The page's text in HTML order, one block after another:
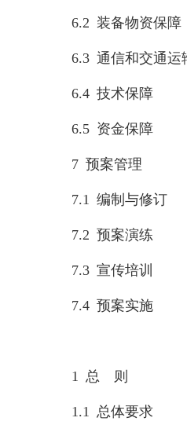
6.2 装备物资保障
6.3 通信和交通运
6.4 技术保障
6.5 资金保障
7 预案管理
7.1 编制与修订
7.2 预案演练
7.3 宣传培训
7.4 预案实施
1 总 则
1.1 总体要求